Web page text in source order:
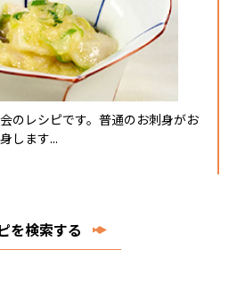
のレシピです。普通のお刺身がお
します...
を検索する